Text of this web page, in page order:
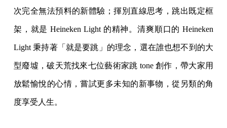
次完全無法預料的新體驗；揮別直線思考，跳出既定框
架，就是 Heineken Light 的精神。清爽順口的 Heineken
Light 秉持著「就是要跳」的理念，選在誰也想不到的大
型廢墟，破天荒找來七位藝術家跳 tone 創作，帶大家用
放鬆愉悅的心情，嘗試更多未知的新事物，從另類的角
度享受人生。